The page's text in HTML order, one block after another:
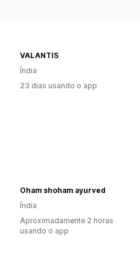
VALANTIS
Índia
23 dias usando o app
Oham shoham ayurved
Índia
Aproximadamente 2 horas
usando o app